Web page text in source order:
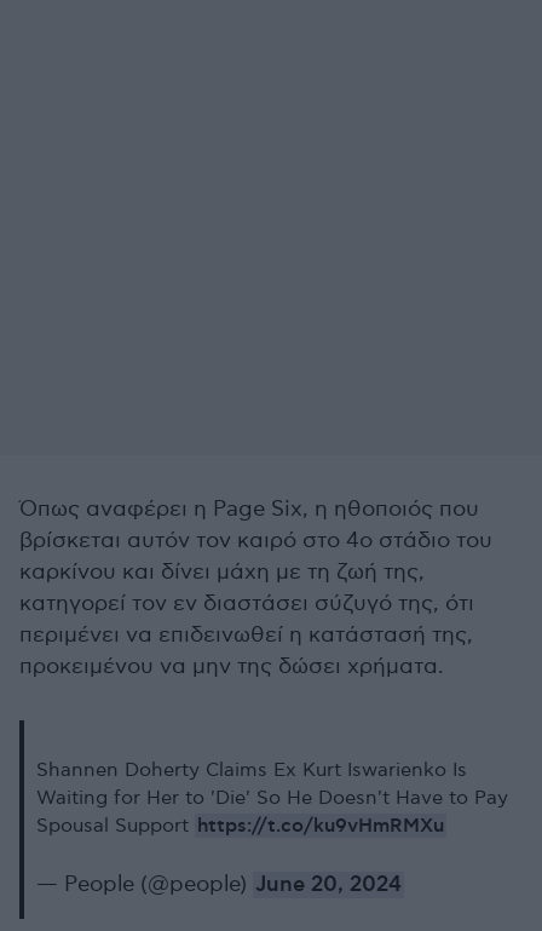
Όπως αναφέρει η Page Six, η ηθοποιός που
βρίσκεται αυτόν τον καιρό στο 4ο στάδιο του
καρκίνου και δίνει μάχη με τη ζωή της,
κατηγορεί τον εν διαστάσει σύζυγό της, ότι
περιμένει να επιδεινωθεί η κατάστασή της,
προκειμένου να μην της δώσει χρήματα.
Shannen Doherty Claims Ex Kurt Iswarienko Is
Waiting for Her to 'Die' So He Doesn't Have to Pay
Spousal Support https://t.co/ku9vHmRMXu
— People (@people) June 20, 2024